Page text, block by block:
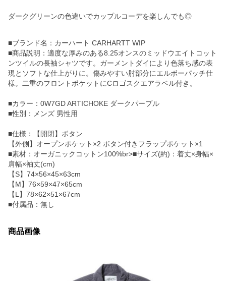
ダークグリーンの色違いでカップルコーデを楽しんでも◎
■ブランド名：カーハート CARHARTT WIP
■商品説明：適度な厚みのある8.25オンスのミッドウエイトコット
ンツイルの長袖シャツです。ガーメントダイにより色落ち感の表
現とソフトな仕上がりに。傷みやすい肘部分にエルボーパッチ仕
様。二重のフロントポケットにCロゴスクエアラベル付き。
■カラー：0W7GD ARTICHOKE ダークパープル
■性別：メンズ 男性用
■仕様：【開閉】ボタン
【外側】オープンポケット×2 ボタン付きフラップポケット×1
■素材：オーガニックコットン100%br>■サイズ(約)：着丈×身幅×
肩幅×袖丈(cm)
【S】74×56×45×63cm
【M】76×59×47×65cm
【L】78×62×51×67cm
■付属品：無し
商品画像